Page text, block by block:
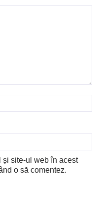
site-ul web în acest
o să comentez.